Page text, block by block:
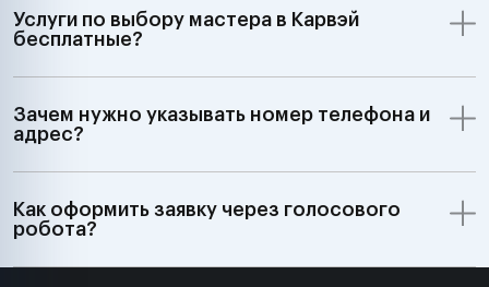
Услуги по выбору мастера в Карвэй
бесплатные?
Зачем нужно указывать номер телефона и
адрес?
Как оформить заявку через голосового
робота?